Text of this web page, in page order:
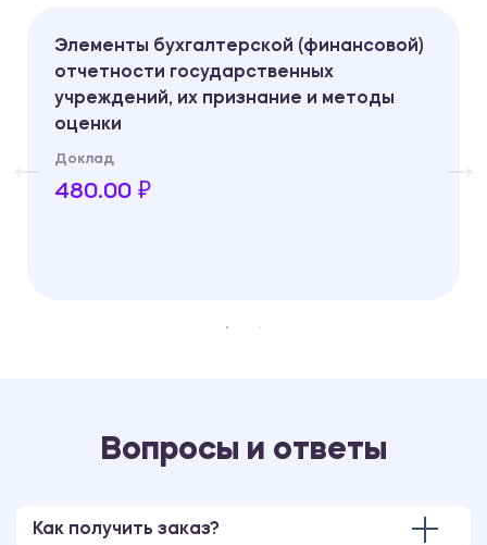
Элементы бухгалтерской (финансовой)
отчетности государственных
учреждений, их признание и методы
оценки
Доклад
480.00 ₽
Вопросы и ответы
Как получить заказ?